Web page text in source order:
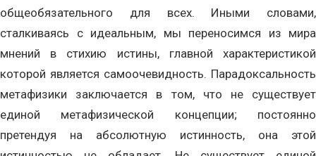
общеобязательного для всех. Иными словами,
сталкиваясь с идеальным, мы переносимся из мира
мнений в стихию истины, главной характеристикой
которой является самоочевидность. Парадоксальность
метафизики заключается в том, что не существует
единой метафизической концепции; постоянно
претендуя на абсолютную истинность, она этой